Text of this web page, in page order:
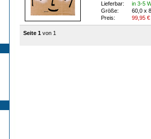
Lieferbar:
in 3-5
Größe:
60,0 x
Preis:
99,95 €
Seite 1 von 1